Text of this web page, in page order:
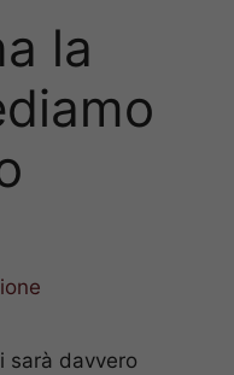
la
sarà davvero